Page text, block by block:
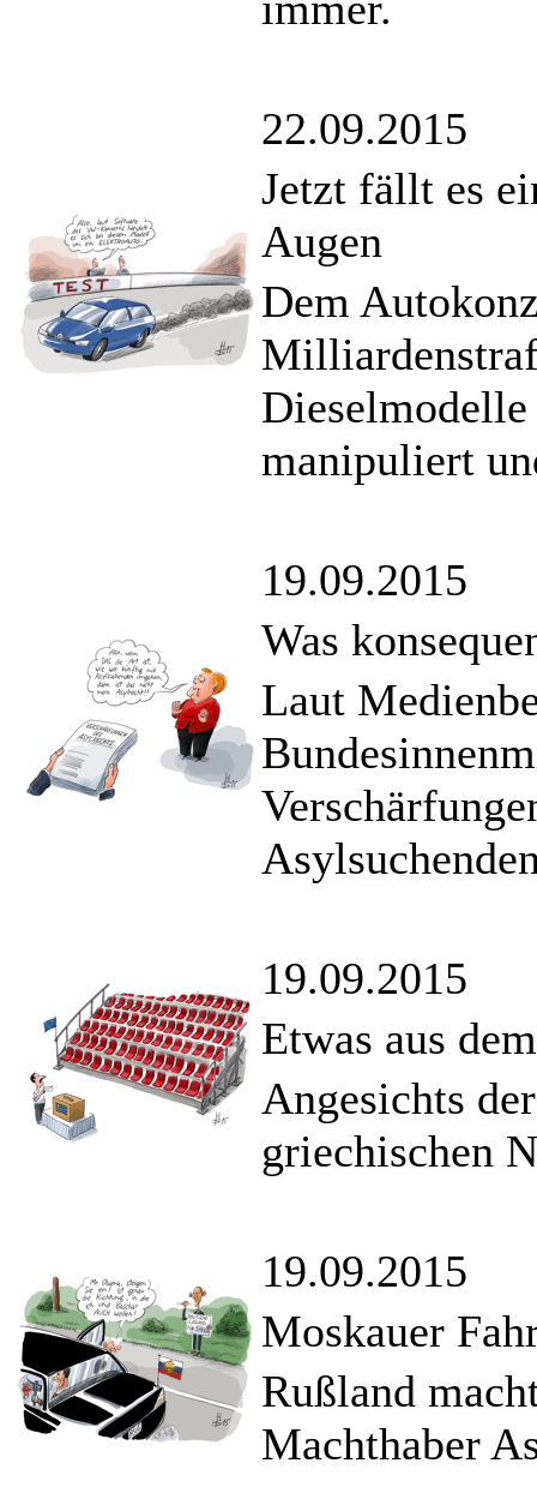
22.09.2015
Jetzt fällt es
Augen
Dem
manipuliert
19.09.2015
Was
Laut
19.09.2015
Etwas aus
Angesichts
griechischen
19.09.2015
Moskauer
Rußland
Machthaber